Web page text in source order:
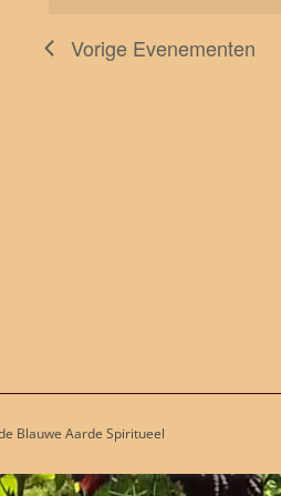
Vorige Evenementen
Blauwe Aarde Spiritueel